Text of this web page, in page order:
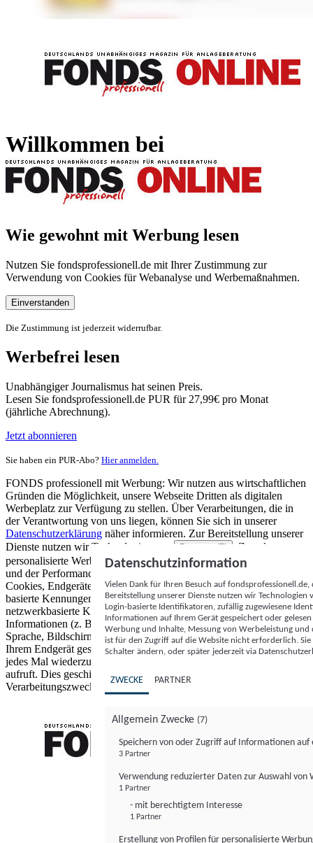
Willkommen bei
Wie gewohnt mit Werbung lesen
Nutzen Sie fondsprofessionell.de mit Ihrer Zustimmung zur
Verwendung von Cookies für Webanalyse und Werbemaßnahmen.
Einverstanden
Die Zustimmung ist jederzeit widerrufbar.
Werbefrei lesen
Unabhängiger Journalismus hat seinen Preis.
Lesen Sie fondsprofessionell.de PUR für 27,99€ pro Monat
(jährliche Abrechnung).
Jetzt abonnieren
Sie haben ein PUR-Abo? Hier anmelden.
FONDS professionell mit Werbung: Wir nutzen aus wirtschaftlichen
Gründen die Möglichkeit, unsere Webseite Dritten als digitalen
Werbeplatz zur Verfügung zu stellen. Über Verarbeitungen, die in
der Verantwortung von uns liegen, können Sie sich in unserer
Datenschutzerklärung näher informieren. Zur Bereitstellung unserer
Dienste nutzen wir Technologien von
Partnern (5)
. Zwecke:
personalisierte Werbung und Inhalte, Messung von Werbeleistung
und der Performance von Inhalten sowie Zielgruppenforschung.
Cookies, Endgeräte- oder ähnliche Online-Kennungen (z. B. login-
basierte Kennungen, zufällig generierte Kennungen,
netzwerkbasierte Kennungen) können zusammen mit anderen
Informationen (z. B. Browsertyp und Browserinformationen,
Sprache, Bildschirmgröße, unterstützte Technologien usw.) auf
Ihrem Endgerät gespeichert oder von dort ausgelesen werden, um es
jedes Mal wiederzuerkennen, wenn es eine App oder einer Webseite
aufruft. Dies geschieht für einen oder mehrere der hier aufgeführten
Verarbeitungszwecke.
Datenschutzinformation
Vielen Dank für Ihren Besuch auf
Bereitstellung unserer Dienste nutzen wir Technologien
Login-basierte Identifikatoren, zufällig zugewiesene
Informationen auf Ihrem Gerät gespeichert oder
Werbung und Inhalte, Messung von Werbeleistung
ist für den Zugriff auf die Website nicht erforderlich.
Schalter ändern, oder später jederzeit via
ZWECKE PARTNER
Allgemein Zwecke (7)
Speichern von oder Zugriff auf Informationen auf
3 Partner
Verwendung reduzierter Daten zur Auswahl von
1 Partner
- mit berechtigtem Interesse
1 Partner
Erstellung von Profilen für personalisierte
FONDS professionell